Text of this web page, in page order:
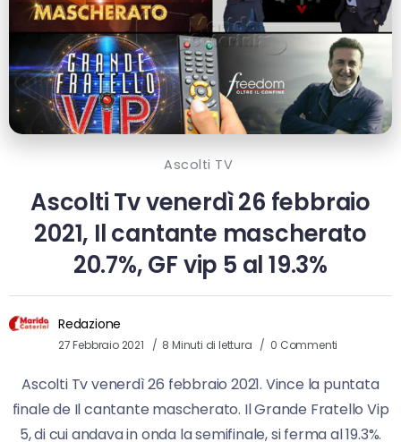
Ascolti TV
Ascolti Tv venerdì 26 febbraio
2021, Il cantante mascherato
20.7%, GF vip 5 al 19.3%
Redazione
27 Febbraio 2021 8 Minuti di lettura 0 Commenti
Ascolti Tv venerdì 26 febbraio 2021. Vince la puntata
finale de Il cantante mascherato. Il Grande Fratello Vip
5, di cui andava in onda la semifinale, si ferma al 19.3%.